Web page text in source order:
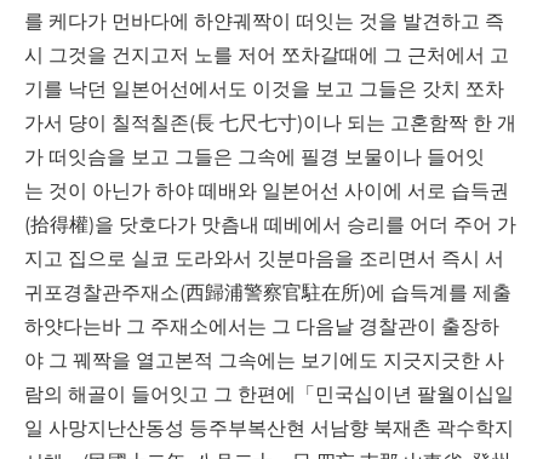
를 케다가 먼바다에 하얀궤짝이 떠잇는 것을 발견하고 즉
시 그것을 건지고저 노를 저어 쪼차갈때에 그 근처에서 고
기를 낙던 일본어선에서도 이것을 보고 그들은 갓치 쪼차
가서 댱이 칠적칠존(長 七尺七寸)이나 되는 고혼함짝 한 개
가 떠잇슴을 보고 그들은 그속에 필경 보물이나 들어잇
는 것이 아닌가 하야 떼배와 일본어선 사이에 서로 습득권
(拾得權)을 닷호다가 맛츰내 떼베에서 승리를 어더 주어 가
지고 집으로 실코 도라와서 깃분마음을 조리면서 즉시 서
귀포경찰관주재소(西歸浦警察官駐在所)에 습득계를 제출
하얏다는바 그 주재소에서는 그 다음날 경찰관이 출장하
야 그 꿰짝을 열고본적 그속에는 보기에도 지긋지긋한 사
람의 해골이 들어잇고 그 한편에「민국십이년 팔월이십일
일 사망지난산동성 등주부복산현 서남향 북재촌 곽수학지